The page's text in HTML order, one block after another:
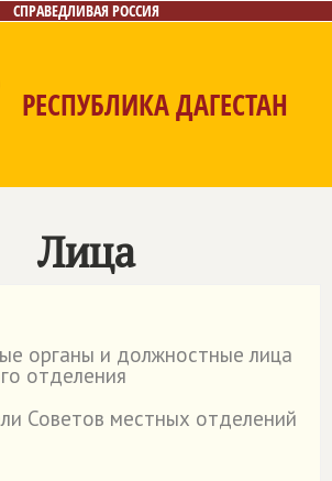
СПРАВЕДЛИВАЯ РОССИЯ
РЕСПУБЛИКА ДАГЕСТАН
Контакты
Лица
органы и должностные лица
отделения
Советов местных отделений